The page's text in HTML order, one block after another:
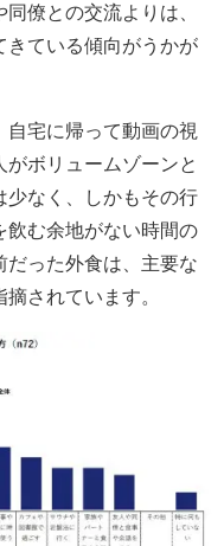
僚との交流よりは、
きている傾向がうかが
自宅に帰って動画の視
ボリュームゾーンと
少なく、しかもその行
飲む余地がない時間の
だった外食は、主要な
されています。